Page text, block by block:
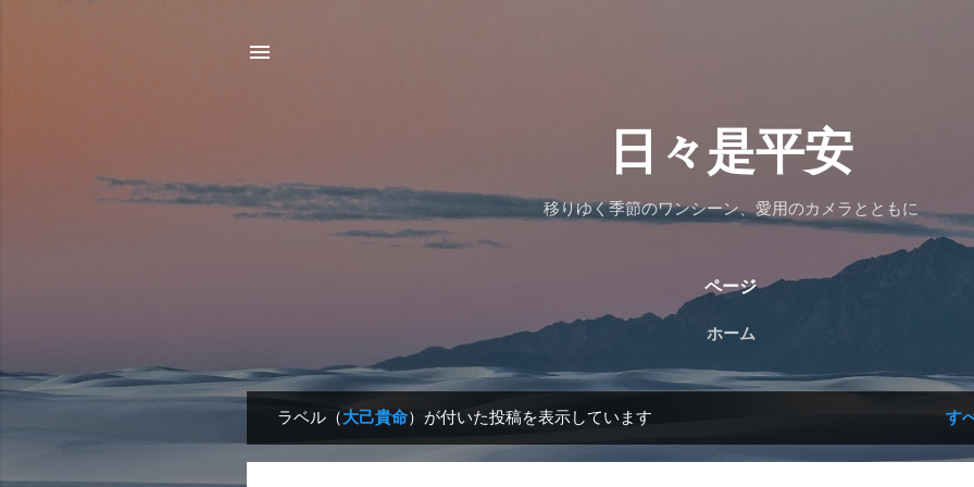
日々是平安
移りゆく季節のワンシーン、愛用のカメラとともに
ページ
ホーム
稿
ラベル（大己貴命）が付いた投稿を表示しています す